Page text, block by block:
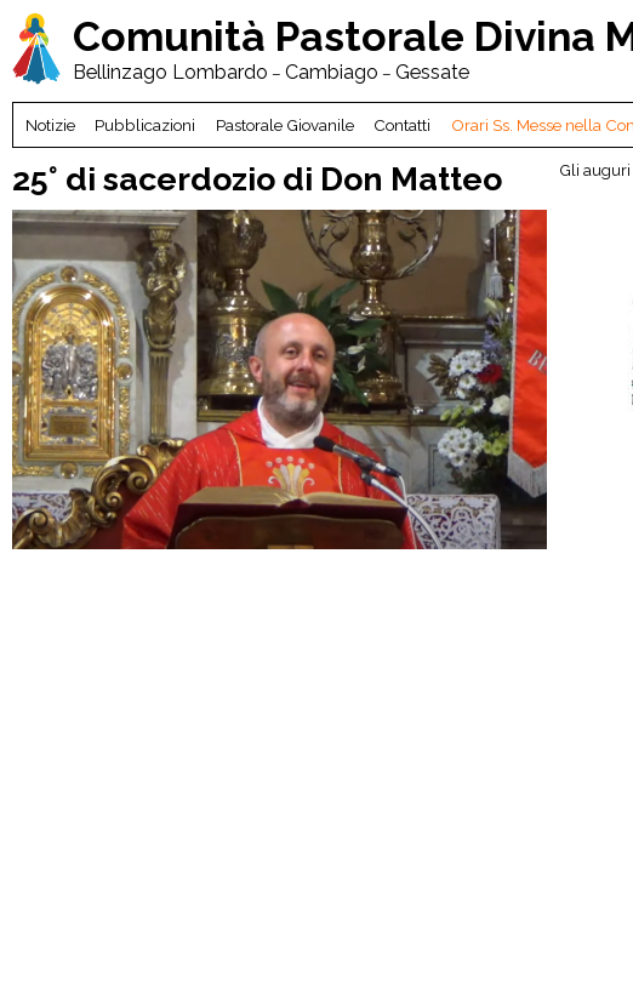
Comunità Pastorale Divina
Bellinzago Lombardo – Cambiago – Gessate
Notizie Pubblicazioni Pastorale Giovanile Contatti Orari Ss. Messe nella
25° di sacerdozio di Don Matteo Gli auguri